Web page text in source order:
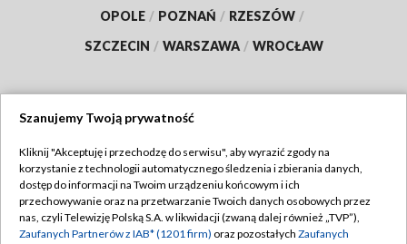
OPOLE / POZNAŃ / RZESZÓW /
SZCZECIN / WARSZAWA / WROCŁAW
TVP
Abonament TVP
Emisja w TVP
Regulamin TVP
Polityka prywatności
Szanujemy Twoją prywatność
Kliknij "Akceptuję i przechodzę do serwisu", aby wyrazić zgody na
korzystanie z technologii automatycznego śledzenia i zbierania danych,
dostęp do informacji na Twoim urządzeniu końcowym i ich
przechowywanie oraz na przetwarzanie Twoich danych osobowych przez
nas, czyli Telewizję Polską S.A. w likwidacji (zwaną dalej również „TVP”),
Zaufanych Partnerów z IAB* (1201 firm) oraz pozostałych Zaufanych